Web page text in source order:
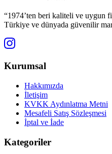
“1974’ten beri kaliteli ve uygun
Türkiye ve dünyada güvenilir
Kurumsal
Hakkımızda
İletişim
KVKK Aydınlatma Metni
Mesafeli Satış Sözleşmesi
İptal ve İade
Kategoriler